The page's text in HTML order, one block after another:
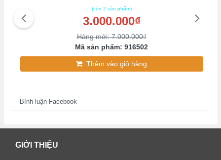
(còn 2 sản phẩm)
3.000.000₫
Hàng mới: 7.000.000₫
Mã sản phẩm: 916502
Thêm vào giỏ hàng
Bình luận Facebook
GIỚI THIỆU